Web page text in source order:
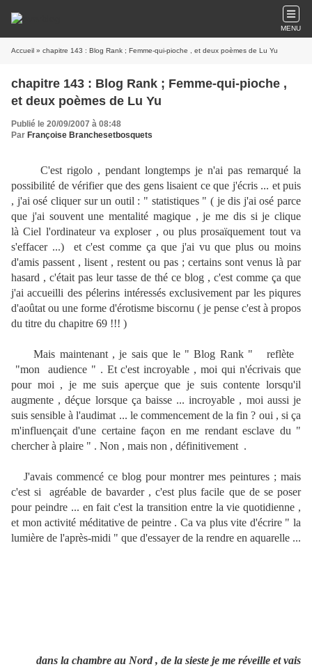
MENU
Accueil » chapitre 143 : Blog Rank ; Femme-qui-pioche , et deux poèmes de Lu Yu
chapitre 143 : Blog Rank ; Femme-qui-pioche ,
et deux poèmes de Lu Yu
Publié le 20/09/2007 à 08:48
Par Françoise Branchesetbosquets
C'est rigolo , pendant longtemps je n'ai pas remarqué la
possibilité de vérifier que des gens lisaient ce que j'écris ... et puis
, j'ai osé cliquer sur un outil : " statistiques " ( je dis j'ai osé parce
que j'ai souvent une mentalité magique , je me dis si je clique
là Ciel l'ordinateur va exploser , ou plus prosaïquement tout va
s'effacer ...) et c'est comme ça que j'ai vu que plus ou moins
d'amis passent , lisent , restent ou pas ; certains sont venus là par
hasard , c'était pas leur tasse de thé ce blog , c'est comme ça que
j'ai accueilli des pélerins intéressés exclusivement par les piqures
d'aoûtat ou une forme d'érotisme biscornu ( je pense c'est à propos
du titre du chapitre 69 !!! )
Mais maintenant , je sais que le " Blog Rank " reflète
"mon audience " . Et c'est incroyable , moi qui n'écrivais que
pour moi , je me suis aperçue que je suis contente lorsqu'il
augmente , déçue lorsque ça baisse ... incroyable , moi aussi je
suis sensible à l'audimat ... le commencement de la fin ? oui , si ça
m'influençait d'une certaine façon en me rendant esclave du "
chercher à plaire " . Non , mais non , définitivement .
J'avais commencé ce blog pour montrer mes peintures ; mais
c'est si agréable de bavarder , c'est plus facile que de se poser
pour peindre ... en fait c'est la transition entre la vie quotidienne ,
et mon activité méditative de peintre . Ca va plus vite d'écrire " la
lumière de l'après-midi " que d'essayer de la rendre en aquarelle ...
dans la chambre au Nord , de la sieste je me réveille et vais